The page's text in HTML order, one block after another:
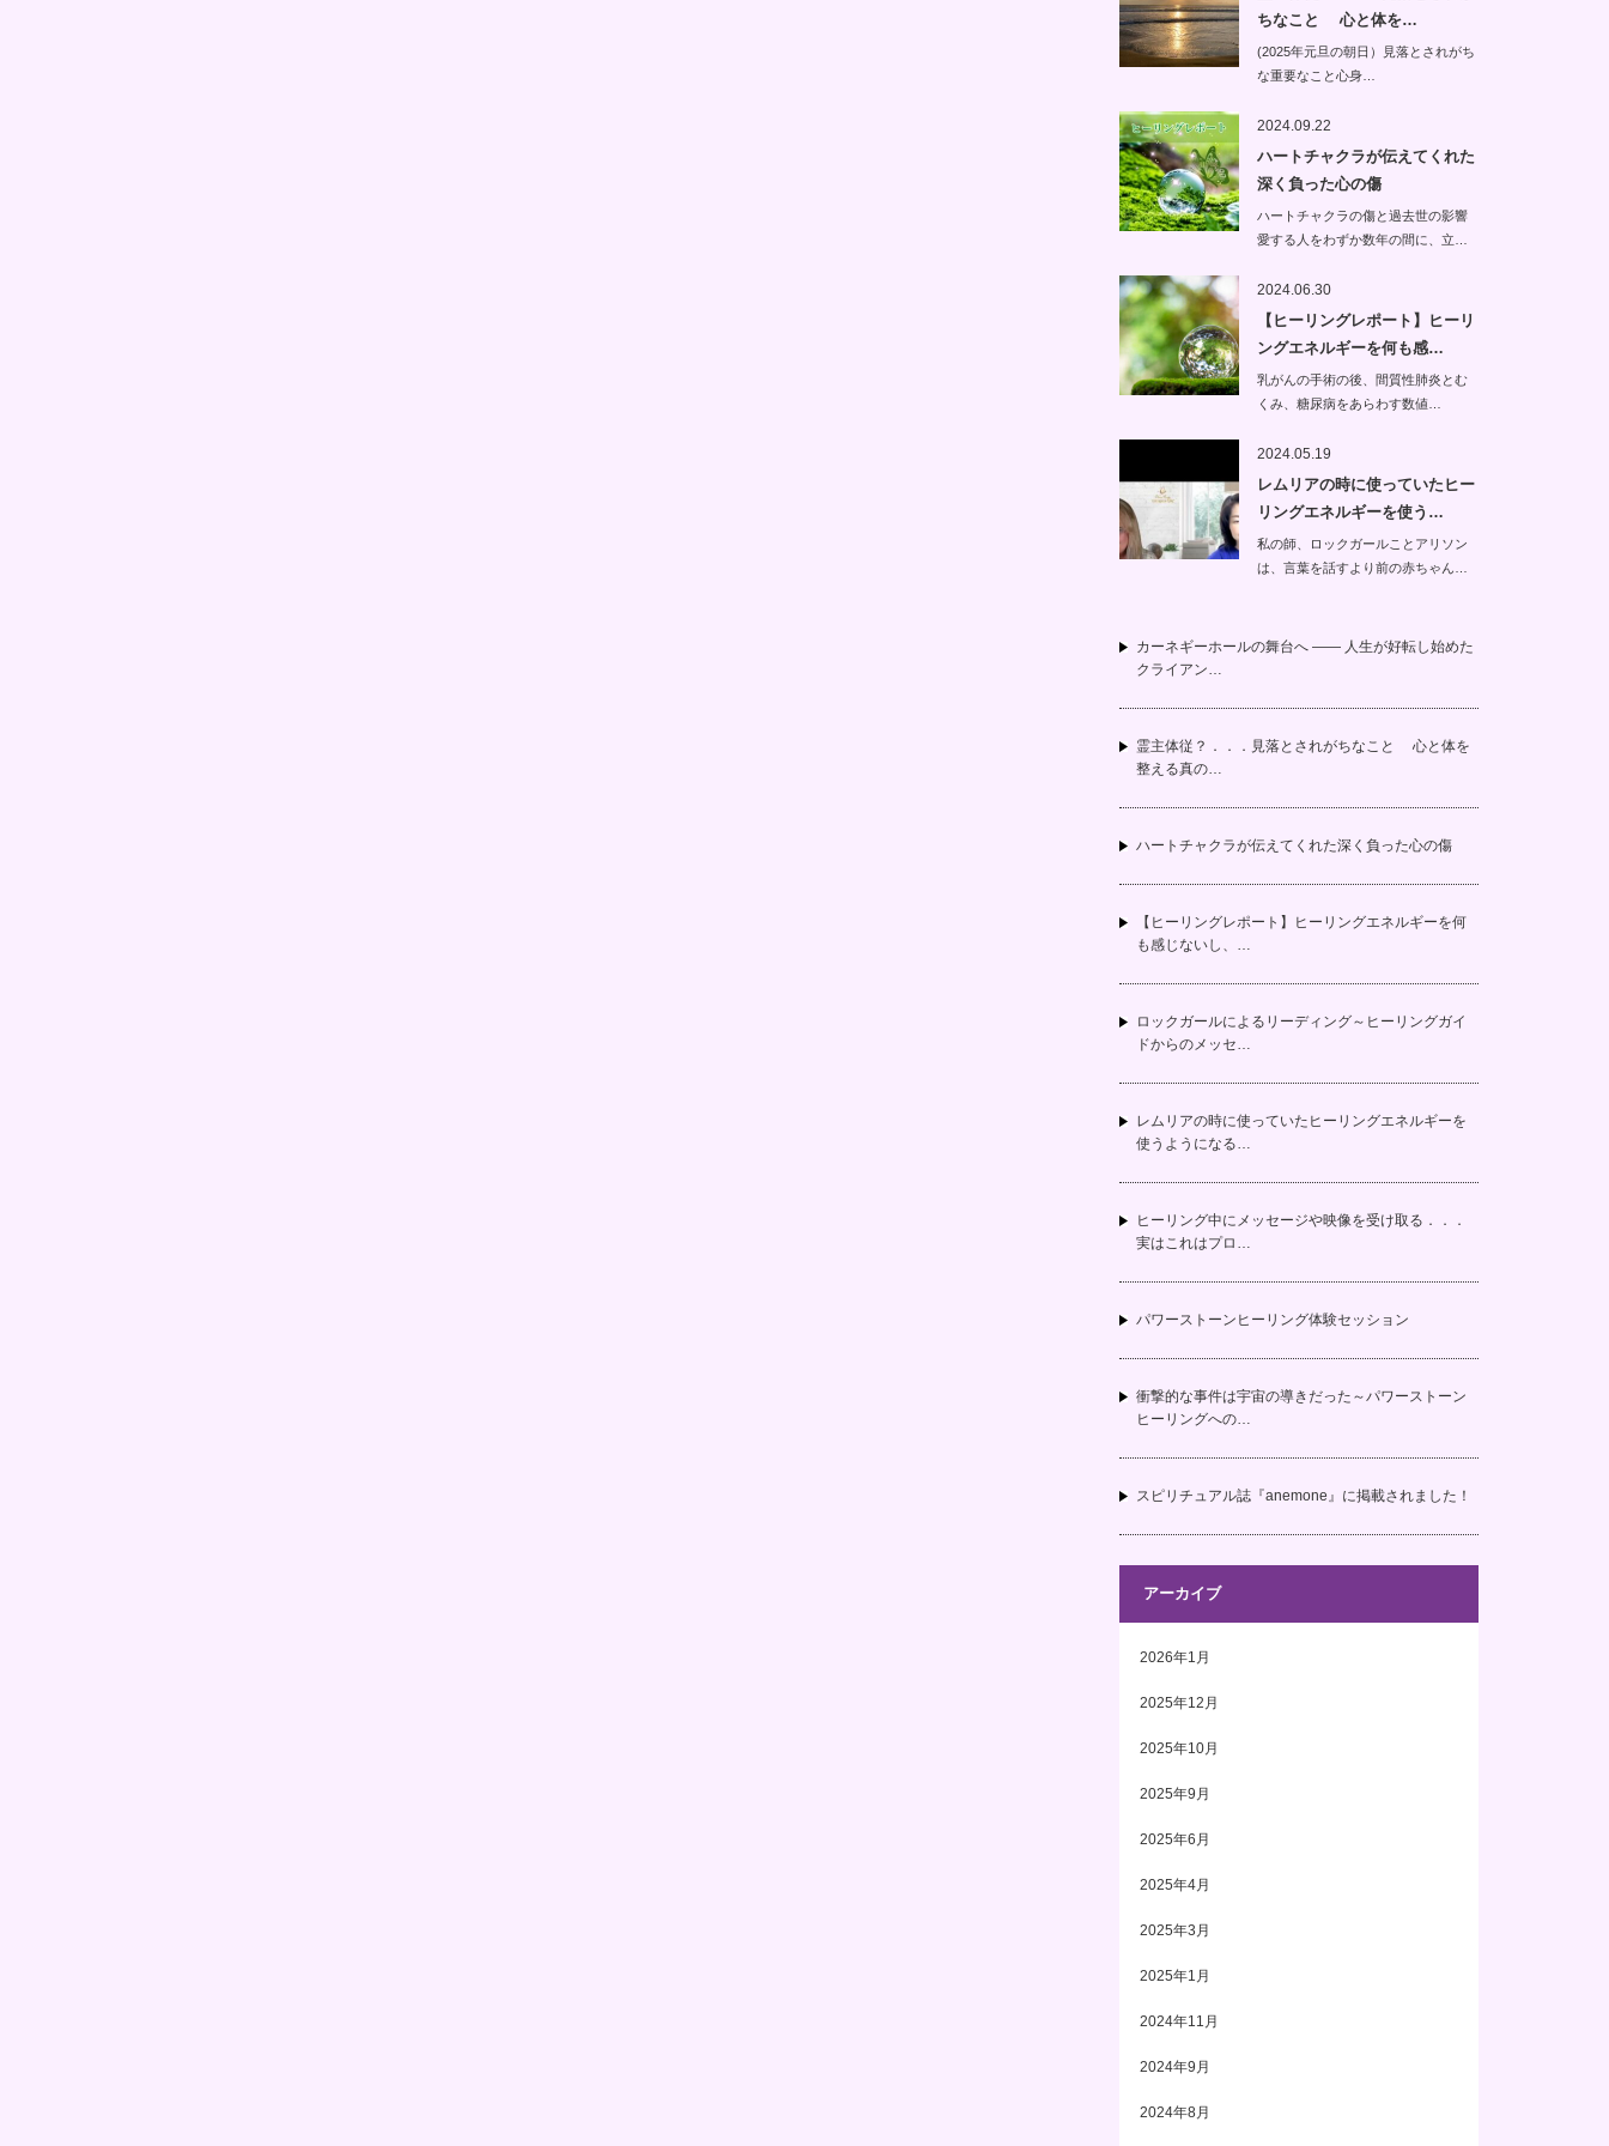
ちなこと 心と体を…
(2025年元旦の朝日）見落とされがち
な重要なこと心身…
2024.09.22
ハートチャクラが伝えてくれた
深く負った心の傷
ハートチャクラの傷と過去世の影響
愛する人をわずか数年の間に、立…
2024.06.30
【ヒーリングレポート】ヒーリ
ングエネルギーを何も感…
乳がんの手術の後、間質性肺炎とむ
くみ、糖尿病をあらわす数値…
2024.05.19
レムリアの時に使っていたヒー
リングエネルギーを使う…
私の師、ロックガールことアリソン
は、言葉を話すより前の赤ちゃん…
カーネギーホールの舞台へ —— 人生が好転し始めた
クライアン…
霊主体従？．．．見落とされがちなこと 心と体を
整える真の…
ハートチャクラが伝えてくれた深く負った心の傷
【ヒーリングレポート】ヒーリングエネルギーを何
も感じないし、…
ロックガールによるリーディング～ヒーリングガイ
ドからのメッセ…
レムリアの時に使っていたヒーリングエネルギーを
使うようになる…
ヒーリング中にメッセージや映像を受け取る．．．
実はこれはプロ…
パワーストーンヒーリング体験セッション
衝撃的な事件は宇宙の導きだった～パワーストーン
ヒーリングへの…
スピリチュアル誌『anemone』に掲載されました！
アーカイブ
2026年1月
2025年12月
2025年10月
2025年9月
2025年6月
2025年4月
2025年3月
2025年1月
2024年11月
2024年9月
2024年8月